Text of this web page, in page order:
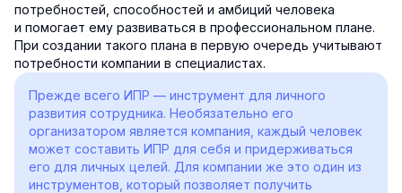
потребностей, способностей и амбиций человека
и помогает ему развиваться в профессиональном плане.
При создании такого плана в первую очередь учитывают
потребности компании в специалистах.
Прежде всего ИПР — инструмент для личного
развития сотрудника. Необязательно его
организатором является компания, каждый человек
может составить ИПР для себя и придерживаться
его для личных целей. Для компании же это один из
инструментов, который позволяет получить